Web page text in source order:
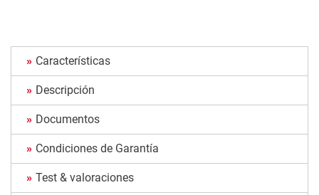
Características
Descripción
Documentos
Condiciones de Garantía
Test & valoraciones